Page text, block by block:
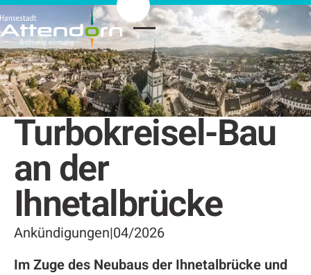
Turbokreisel-Bau
an der
Ihnetalbrücke
Ankündigungen|04/2026
Im Zuge des Neubaus der Ihnetalbrücke und